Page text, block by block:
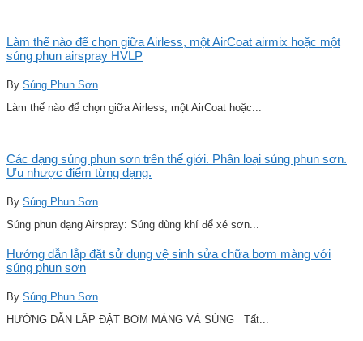
Làm thế nào để chọn giữa Airless, một AirCoat airmix hoặc một
súng phun airspray HVLP
By Súng Phun Sơn
Làm thế nào để chọn giữa Airless, một AirCoat hoặc...
Các dạng súng phun sơn trên thế giới. Phân loại súng phun sơn.
Ưu nhược điểm từng dạng.
By Súng Phun Sơn
Súng phun dạng Airspray: Súng dùng khí để xé sơn...
Hướng dẫn lắp đặt sử dụng vệ sinh sửa chữa bơm màng với
súng phun sơn
By Súng Phun Sơn
HƯỚNG DẪN LẮP ĐẶT BƠM MÀNG VÀ SÚNG Tất...